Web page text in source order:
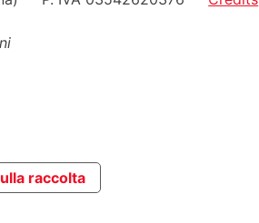
raccolta